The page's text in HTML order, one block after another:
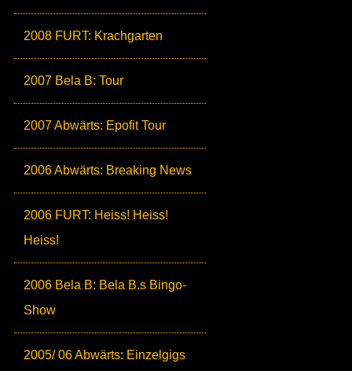
2008 FURT: Krachgarten
2007 Bela B: Tour
2007 Abwärts: Epofit Tour
2006 Abwärts: Breaking News
2006 FURT: Heiss! Heiss!
Heiss!
2006 Bela B: Bela B.s Bingo-
Show
2005/ 06 Abwärts: Einzelgigs